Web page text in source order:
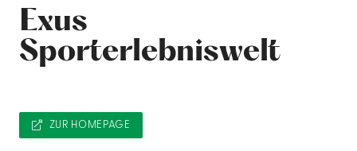
Exus
Sporterlebniswelt
ZUR HOMEPAGE